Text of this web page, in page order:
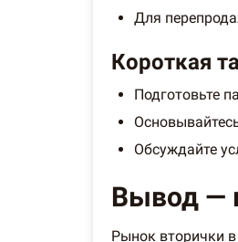
Для
Короткая
Подготовьте
Обсуждайте
Вывод —
Рынок вторички